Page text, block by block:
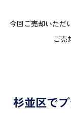
今回ご売却いただ
ご売
杉並区で